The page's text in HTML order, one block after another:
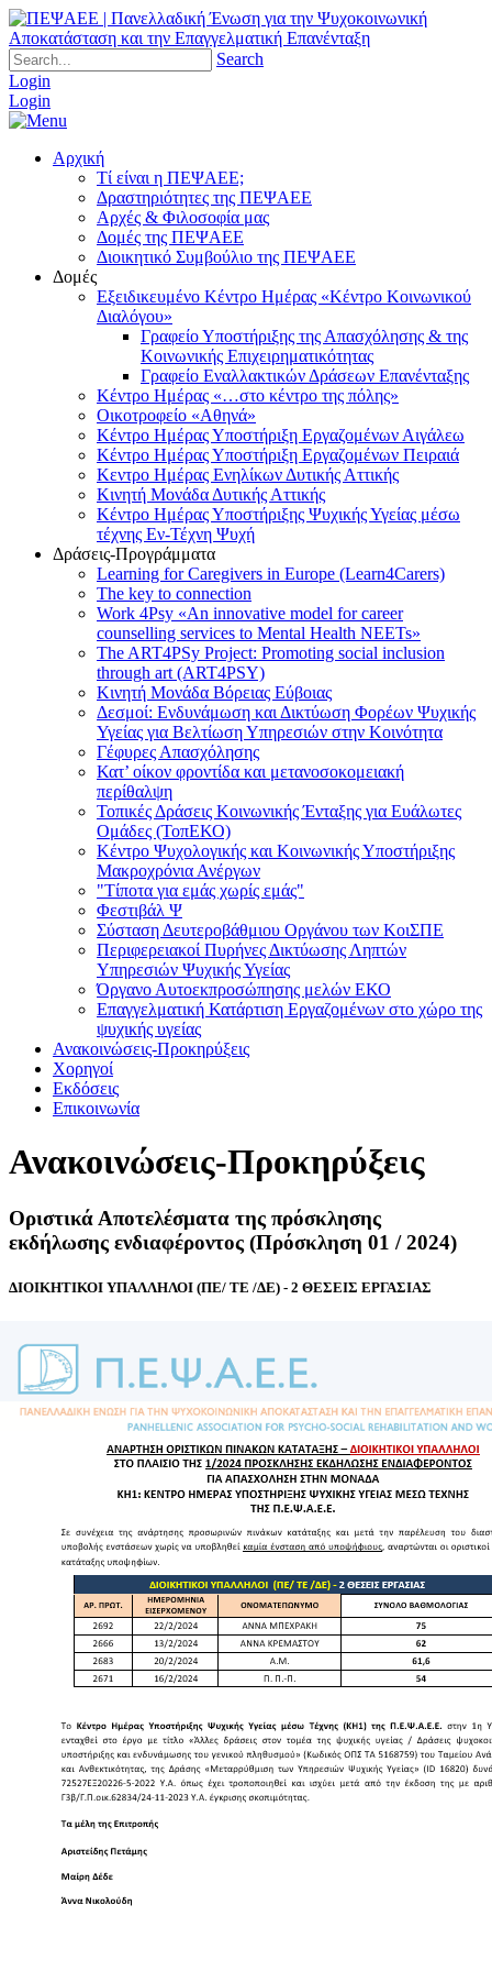
Search
Login
Login
Αρχική
Τί είναι η ΠΕΨΑΕΕ;
Δραστηριότητες της ΠΕΨΑΕΕ
Αρχές & Φιλοσοφία μας
Δομές της ΠΕΨΑΕΕ
Διοικητικό Συμβούλιο της ΠΕΨΑΕΕ
Δομές
Εξειδικευμένο Κέντρο Ημέρας «Κέντρο Κοινωνικού
Διαλόγου»
Γραφείο Υποστήριξης της Απασχόλησης & της
Κοινωνικής Επιχειρηματικότητας
Γραφείο Εναλλακτικών Δράσεων Επανένταξης
Κέντρο Ημέρας «…στο κέντρο της πόλης»
Οικοτροφείο «Αθηνά»
Κέντρο Ημέρας Υποστήριξη Eργαζομένων Αιγάλεω
Κέντρο Ημέρας Υποστήριξη Eργαζομένων Πειραιά
Κεντρο Ημέρας Ενηλίκων Δυτικής Αττικής
Κινητή Μονάδα Δυτικής Αττικής
Κέντρο Ημέρας Υποστήριξης Ψυχικής Υγείας μέσω
τέχνης Εν-Τέχνη Ψυχή
Δράσεις-Προγράμματα
Learning for Caregivers in Europe (Learn4Carers)
Τhe key to connection
Work 4Psy «An innovative model for career
counselling services to Mental Health NEETs»
The ART4PSy Project: Promoting social inclusion
through art (ART4PSY)
Κινητή Μονάδα Βόρειας Εύβοιας
Δεσμοί: Ενδυνάμωση και Δικτύωση Φορέων Ψυχικής
Υγείας για Βελτίωση Υπηρεσιών στην Κοινότητα
Γέφυρες Απασχόλησης
Κατ’ οίκον φροντίδα και μετανοσοκομειακή
περίθαλψη
Τοπικές Δράσεις Κοινωνικής Ένταξης για Ευάλωτες
Ομάδες (ΤοπΕΚΟ)
Κέντρο Ψυχολογικής και Κοινωνικής Υποστήριξης
Μακροχρόνια Ανέργων
"Τίποτα για εμάς χωρίς εμάς"
Φεστιβάλ Ψ
Σύσταση Δευτεροβάθμιου Οργάνου των ΚοιΣΠΕ
Περιφερειακοί Πυρήνες Δικτύωσης Ληπτών
Υπηρεσιών Ψυχικής Υγείας
Όργανο Αυτοεκπροσώπησης μελών ΕΚΟ
Επαγγελματική Κατάρτιση Εργαζομένων στο χώρο της
ψυχικής υγείας
Ανακοινώσεις-Προκηρύξεις
Χορηγοί
Εκδόσεις
Επικοινωνία
Ανακοινώσεις-Προκηρύξεις
Οριστικά Αποτελέσματα της πρόσκλησης
εκδήλωσης ενδιαφέροντος (Πρόσκληση 01 / 2024)
ΔΙΟΙΚΗΤΙΚΟΙ ΥΠΑΛΛΗΛΟΙ (ΠΕ/ ΤΕ /ΔΕ) - 2 ΘΕΣΕΙΣ ΕΡΓΑΣΙΑΣ